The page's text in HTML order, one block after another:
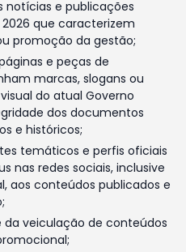
e publicações
que caracterizem
promoção da gestão;
e peças de
marcas, slogans ou
do atual Governo
dos documentos
e históricos;
temáticos e perfis oficiais
nas redes sociais, inclusive
aos conteúdos publicados e
da veiculação de conteúdos